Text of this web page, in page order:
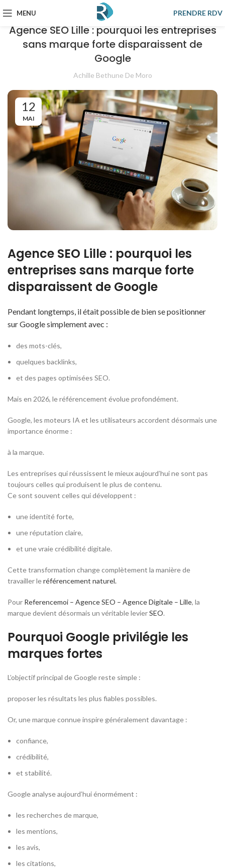
MENU PRENDRE RDV
SEO
Agence SEO Lille : pourquoi les entreprises
sans marque forte disparaissent de
Google
Achille Bethune De Moro
12
MAI
Agence SEO Lille : pourquoi les
entreprises sans marque forte
disparaissent de Google
Pendant longtemps, il était possible de bien se positionner
sur Google simplement avec :
des mots-clés,
quelques backlinks,
et des pages optimisées SEO.
Mais en 2026, le référencement évolue profondément.
Google, les moteurs IA et les utilisateurs accordent désormais une
importance énorme :
à la marque.
Les entreprises qui réussissent le mieux aujourd’hui ne sont pas
toujours celles qui produisent le plus de contenu.
Ce sont souvent celles qui développent :
une identité forte,
une réputation claire,
et une vraie crédibilité digitale.
Cette transformation change complètement la manière de
travailler leréférencement naturel.
Pour Referencemoi – Agence SEO – Agence Digitale – Lille, la
marque devient désormais un véritable levierSEO.
Pourquoi Google privilégie les
marques fortes
L’objectif principal de Google reste simple :
proposer les résultats les plus fiables possibles.
Or, une marque connue inspire généralement davantage :
confiance,
crédibilité,
et stabilité.
Google analyse aujourd’hui énormément :
les recherches de marque,
les mentions,
les avis,
les citations,